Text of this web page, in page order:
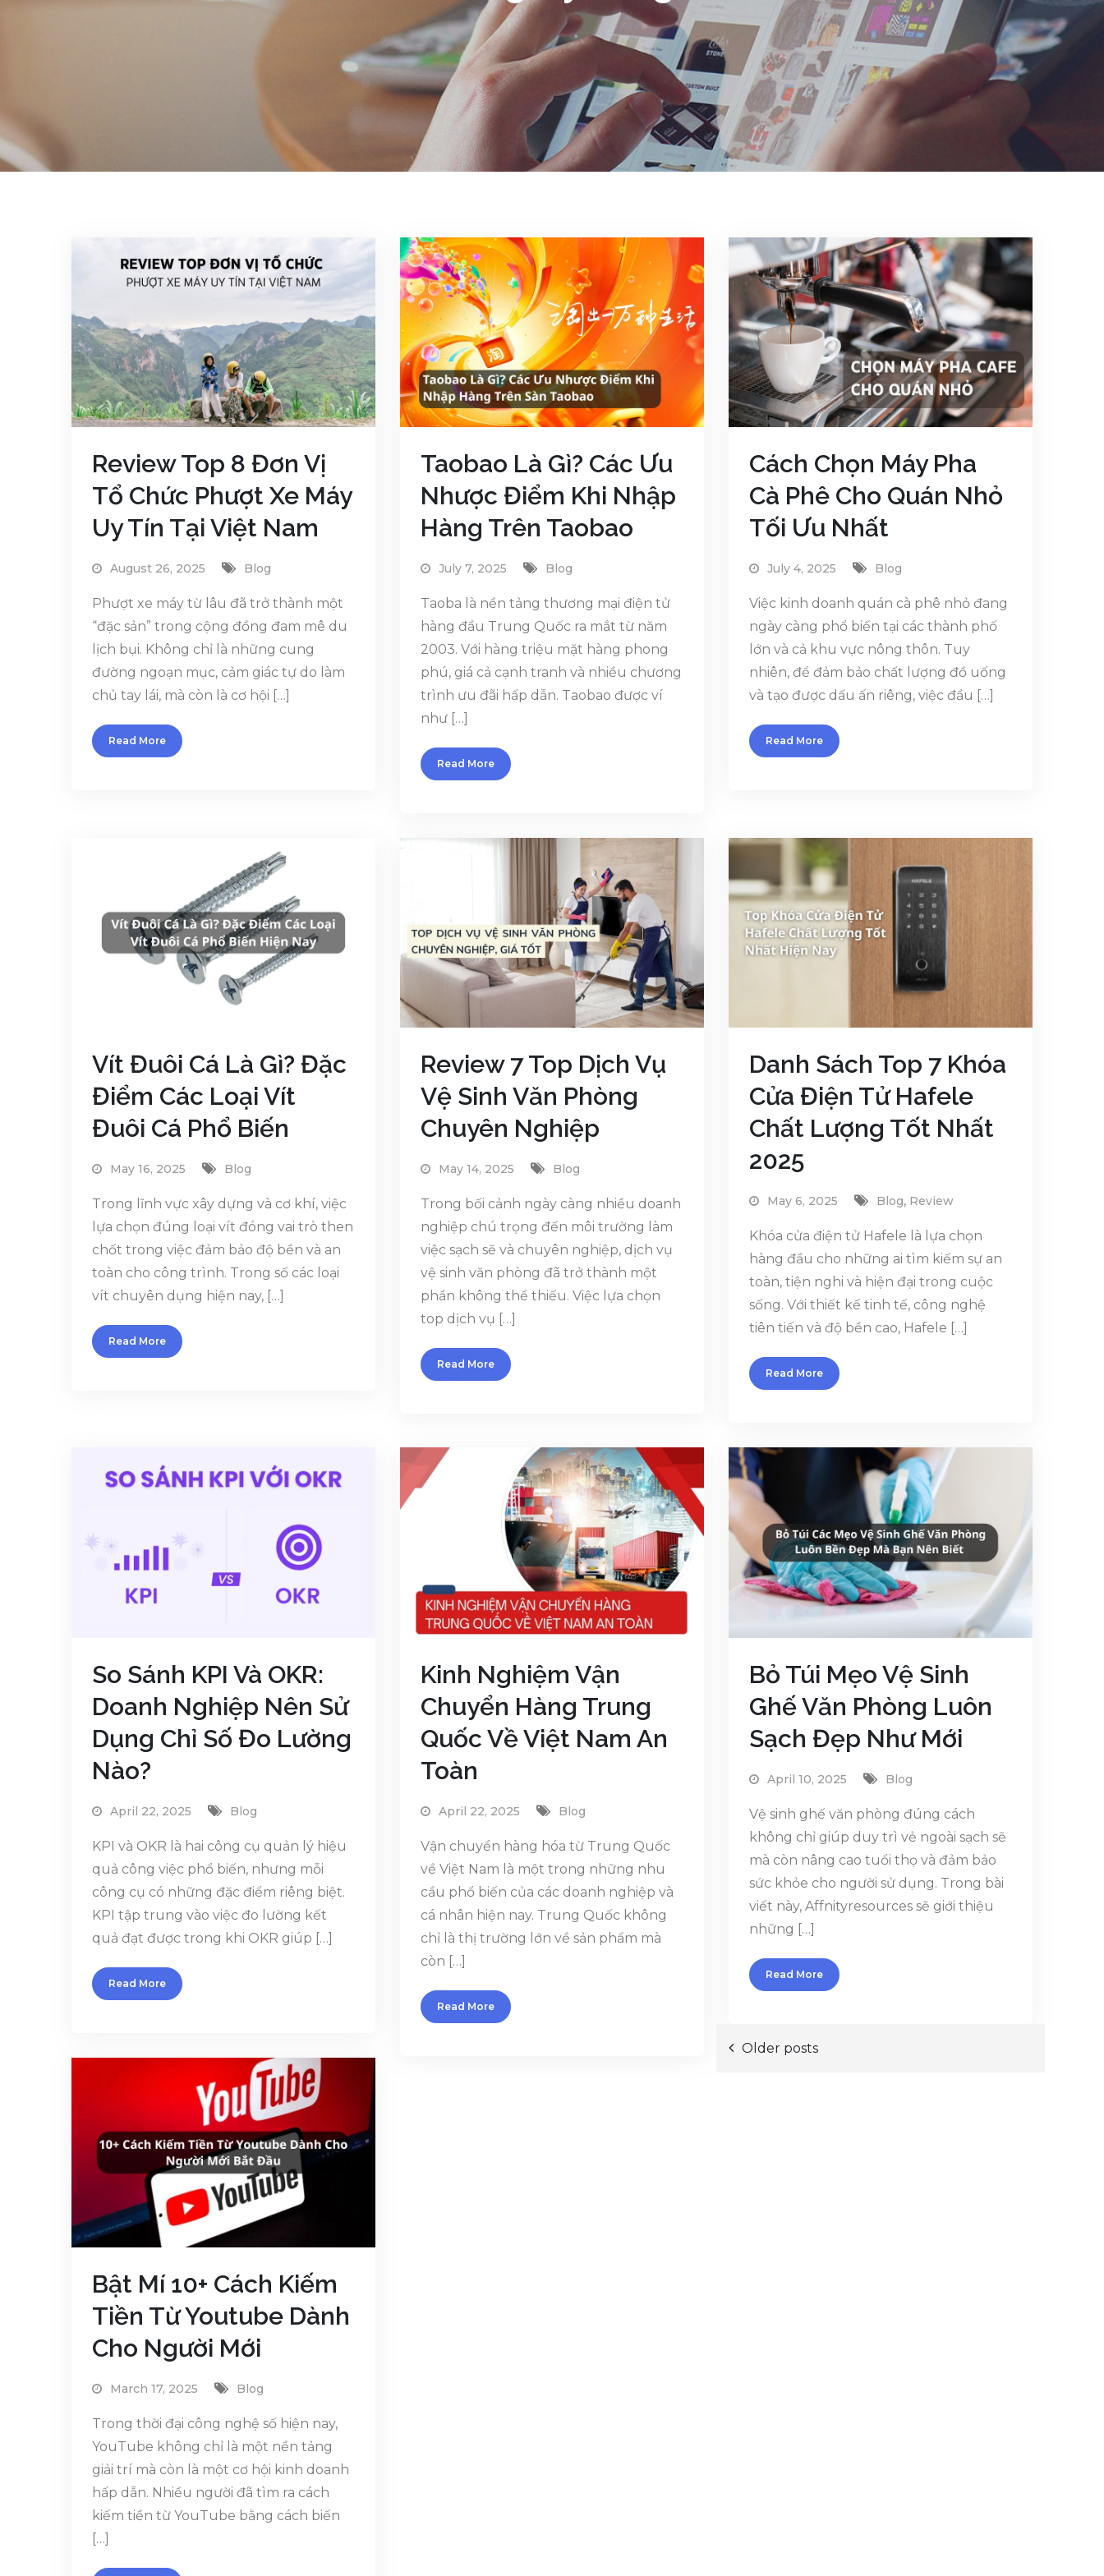
Review Top 8 Đơn Vị
Tổ Chức Phượt Xe Máy
Uy Tín Tại Việt Nam
August 26, 2025 Blog
Phượt xe máy từ lâu đã trở thành một
“đặc sản” trong cộng đồng đam mê du
lịch bụi. Không chỉ là những cung
đường ngoạn mục, cảm giác tự do làm
chủ tay lái, mà còn là cơ hội […]
Read More
Taobao Là Gì? Các Ưu
Nhược Điểm Khi Nhập
Hàng Trên Taobao
July 7, 2025 Blog
Taoba là nền tảng thương mại điện tử
hàng đầu Trung Quốc ra mắt từ năm
2003. Với hàng triệu mặt hàng phong
phú, giá cả cạnh tranh và nhiều chương
trình ưu đãi hấp dẫn. Taobao được ví
như […]
Read More
Cách Chọn Máy Pha
Cà Phê Cho Quán Nhỏ
Tối Ưu Nhất
July 4, 2025 Blog
Việc kinh doanh quán cà phê nhỏ đang
ngày càng phổ biến tại các thành phố
lớn và cả khu vực nông thôn. Tuy
nhiên, để đảm bảo chất lượng đồ uống
và tạo được dấu ấn riêng, việc đầu […]
Read More
Vít Đuôi Cá Là Gì? Đặc
Điểm Các Loại Vít
Đuôi Cá Phổ Biến
May 16, 2025 Blog
Trong lĩnh vực xây dựng và cơ khí, việc
lựa chọn đúng loại vít đóng vai trò then
chốt trong việc đảm bảo độ bền và an
toàn cho công trình. Trong số các loại
vít chuyên dụng hiện nay, […]
Read More
Review 7 Top Dịch Vụ
Vệ Sinh Văn Phòng
Chuyên Nghiệp
May 14, 2025 Blog
Trong bối cảnh ngày càng nhiều doanh
nghiệp chú trọng đến môi trường làm
việc sạch sẽ và chuyên nghiệp, dịch vụ
vệ sinh văn phòng đã trở thành một
phần không thể thiếu. Việc lựa chọn
top dịch vụ […]
Read More
Danh Sách Top 7 Khóa
Cửa Điện Tử Hafele
Chất Lượng Tốt Nhất
2025
May 6, 2025 Blog, Review
Khóa cửa điện tử Hafele là lựa chọn
hàng đầu cho những ai tìm kiếm sự an
toàn, tiện nghi và hiện đại trong cuộc
sống. Với thiết kế tinh tế, công nghệ
tiên tiến và độ bền cao, Hafele […]
Read More
So Sánh KPI Và OKR:
Doanh Nghiệp Nên Sử
Dụng Chỉ Số Đo Lường
Nào?
April 22, 2025 Blog
KPI và OKR là hai công cụ quản lý hiệu
quả công việc phổ biến, nhưng mỗi
công cụ có những đặc điểm riêng biệt.
KPI tập trung vào việc đo lường kết
quả đạt được trong khi OKR giúp […]
Read More
Kinh Nghiệm Vận
Chuyển Hàng Trung
Quốc Về Việt Nam An
Toàn
April 22, 2025 Blog
Vận chuyển hàng hóa từ Trung Quốc
về Việt Nam là một trong những nhu
cầu phổ biến của các doanh nghiệp và
cá nhân hiện nay. Trung Quốc không
chỉ là thị trường lớn về sản phẩm mà
còn […]
Read More
Bỏ Túi Mẹo Vệ Sinh
Ghế Văn Phòng Luôn
Sạch Đẹp Như Mới
April 10, 2025 Blog
Vệ sinh ghế văn phòng đúng cách
không chỉ giúp duy trì vẻ ngoài sạch sẽ
mà còn nâng cao tuổi thọ và đảm bảo
sức khỏe cho người sử dụng. Trong bài
viết này, Affnityresources sẽ giới thiệu
những […]
Read More
Bật Mí 10+ Cách Kiếm
Tiền Từ Youtube Dành
Cho Người Mới
March 17, 2025 Blog
Trong thời đại công nghệ số hiện nay,
YouTube không chỉ là một nền tảng
giải trí mà còn là một cơ hội kinh doanh
hấp dẫn. Nhiều người đã tìm ra cách
kiếm tiền từ YouTube bằng cách biến
[…]
Older posts